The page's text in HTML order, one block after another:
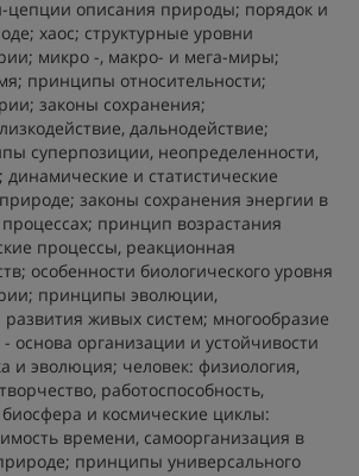
цепции описания природы; порядок и
хаос; структурные уровни
микро -, макро- и мега-миры;
принципы относительности;
законы сохранения;
дальнодействие;
суперпозиции, неопределенности,
динамические и статистические
законы сохранения энергии в
принцип возрастания
процессы, реакционная
особенности биологического уровня
принципы эволюции,
развития живых систем; многообразие
основа организации и устойчивости
и эволюция; человек: физиология,
работоспособность,
биосфера и космические циклы:
времени, самоорганизация в
принципы универсального